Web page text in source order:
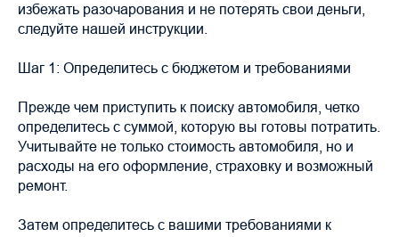
избежать разочарования и не потерять свои деньги,
следуйте нашей инструкции.
Шаг 1: Определитесь с бюджетом и требованиями
Прежде чем приступить к поиску автомобиля, четко
определитесь с суммой, которую вы готовы потратить.
Учитывайте не только стоимость автомобиля, но и
расходы на его оформление, страховку и возможный
ремонт.
Затем определитесь с вашими требованиями к